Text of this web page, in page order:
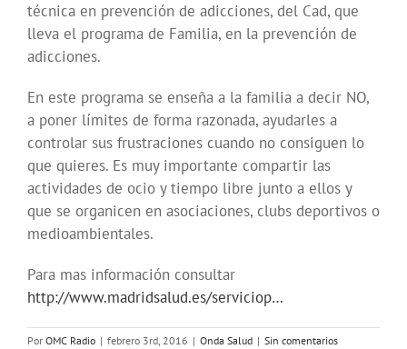
técnica en prevención de adicciones, del Cad, que
lleva el programa de Familia, en la prevención de
adicciones.
En este programa se enseña a la familia a decir NO,
a poner límites de forma razonada, ayudarles a
controlar sus frustraciones cuando no consiguen lo
que quieres. Es muy importante compartir las
actividades de ocio y tiempo libre junto a ellos y
que se organicen en asociaciones, clubs deportivos o
medioambientales.
Para mas información consultar
http://www.madridsalud.es/serviciop…
Por OMC Radio | febrero 3rd, 2016 | Onda Salud | Sin comentarios